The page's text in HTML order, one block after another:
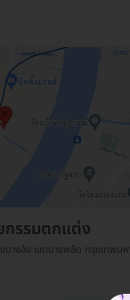
กรรมตกแต่ง
างอ้อ เขตบางพลัด กรุงเทพม